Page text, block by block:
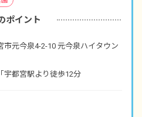
ポイント
市元今泉4-2-10 元今泉ハイタウン
宇都宮駅より徒歩12分